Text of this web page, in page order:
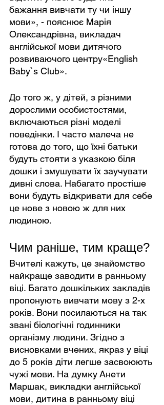
бажання вивчати ту чи іншу
мови», - пояснює Марія
Олександрівна, викладач
англійської мови дитячого
розвиваючого центру«English
Baby`s Club».
До того ж, у дітей, з різними
дорослими особистостями,
включаються різні моделі
поведінки. І часто малеча не
готова до того, що їхні батьки
будуть стояти з указкою біля
дошки і змушувати їх заучувати
дивні слова. Набагато простіше
вони будуть відкривати для себе
це нове з новою ж для них
людиною.
Чим раніше, тим краще?
Вчителі кажуть, це знайомство
найкраще заводити в ранньому
віці. Багато дошкільких закладів
пропонують вивчати мову з 2-х
років. Вони посилаються на так
звані біологічні годинники
організму людини. Згідно з
висновками вчених, якраз у віці
до 5 років діти легше засвоюють
чужі мови. На думку Анети
Маршак, викладки англійської
мови, дитина в ранньому віці